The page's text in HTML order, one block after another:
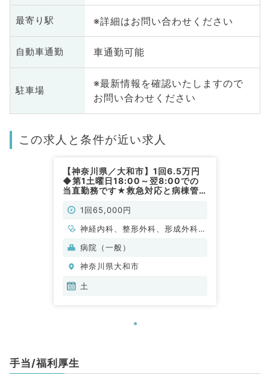
最寄り駅 ※詳細はお問い合わせください
自動車通勤 車通勤可能
駐車場
※最新情報を確認いたしますので
お問い合わせください
この求人と条件が近い求人
【神奈川県／大和市】1回6.5万円
◆第1土曜日18:00～翌8:00での
当直勤務です★救急対応と病棟管
でございます◇（内科系・外科系
1回65,000円
神経内科、整形外科、形成外科、
脳神経外科、呼吸器外科、心臓血
環器内科、呼吸器内科、消化器内
科、内分泌・代謝内科、腎臓内
腺外科、膠原病科、大腸・肛門外
病院（一般）
神奈川県大和市
土
手当/福利厚生